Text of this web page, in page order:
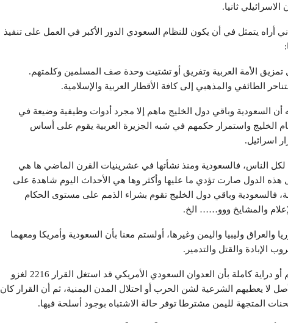
الاسرائيلي ثانيا.
أراه يتمثل في أن يكون للنظام السعودي الدور الأكبر في العمل على تنفيذ
تمزيق الأمة العربية وتفريق أو تشتيت وحدة صف المسلمين وكلمتهم.
الطائفي والمذهبي إلى كافة الأقطار العربية والإسلامية.
أن السعودية وباقي دول الخليج ماهم إلا مجرد أدوات وظيفية وضيعة في
الخليج واستمرار حكمهم في شبه الجزيرة العربية يقوم على أساس
اسرائيل.
الناس، فالسعودية ومنذ نشأتها في عشرينيات القرن الماضي ها هي
كل هذه الدول صارت تؤدي ما عليها وأكثر وها هي الأحداث اليوم شاهدة على
فالسعودية وباقي دول الخليج تقوم بشراء الذمم على مستوى الحكام
والمشايخ ووو…… الخ.
وليبيا واليمن وغيرها، أولستم معنا بأن السعودية وأمريكا ومعهما
الإبادة والقتل والتدمير.
إننا نتساءل اليوم: هل الأمم المتحدة على علم أو دراية كاملة بأن العدوان السعودي الأمريكي قد استغل القرار 2216 لغزو
لا يعطيهم الشرعية لشن الحرب أو احتلال المدن اليمنية، ثم أن القرار كان
المتجهة لليمن مشترطا توفر حالة الاشتباه بوجود أسلحة فيها.